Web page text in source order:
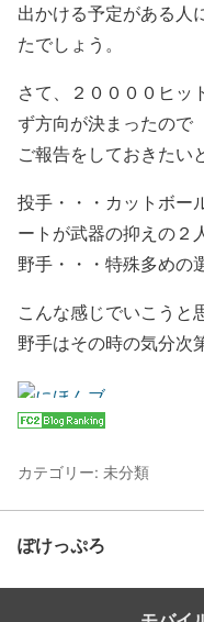
出かける予定がある人
たでしょう。
さて、２００００ヒッ
ず方向が決まったので
ご報告をしておきたい
投手・・・カットボー
ートが武器の抑えの２
野手・・・特殊多めの
こんな感じでいこうと
野手はその時の気分次
カテゴリー: 未分類
ぽけっぷろ